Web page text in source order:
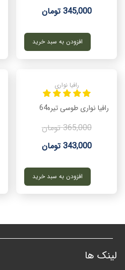
345,000 تومان
افزودن به سبد خرید
رافیا نواری
رافیا نواری طوسی تیره64
343,000 تومان
365,000 تومان
افزودن به سبد خرید
لینک ها